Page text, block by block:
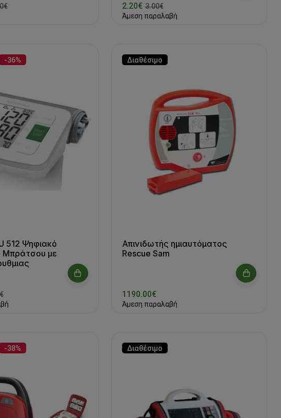
2.20€ 3.00€
Άμεση παραλαβή
-36%
512 Ψηφιακό
Μπράτσου με
Διαθέσιμο
Απινιδωτής ημιαυτόματος
Rescue Sam
1190.00€
Άμεση παραλαβή
-38% Διαθέσιμο